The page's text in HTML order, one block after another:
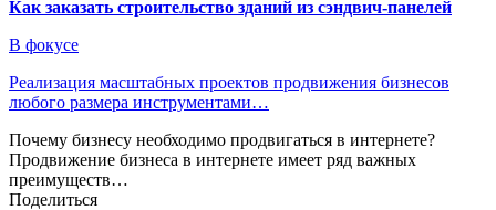
Как заказать строительство зданий из сэндвич-панелей
В фокусе
Реализация масштабных проектов продвижения бизнесов
любого размера инструментами…
Почему бизнесу необходимо продвигаться в интернете?
Продвижение бизнеса в интернете имеет ряд важных
преимуществ…
Поделиться